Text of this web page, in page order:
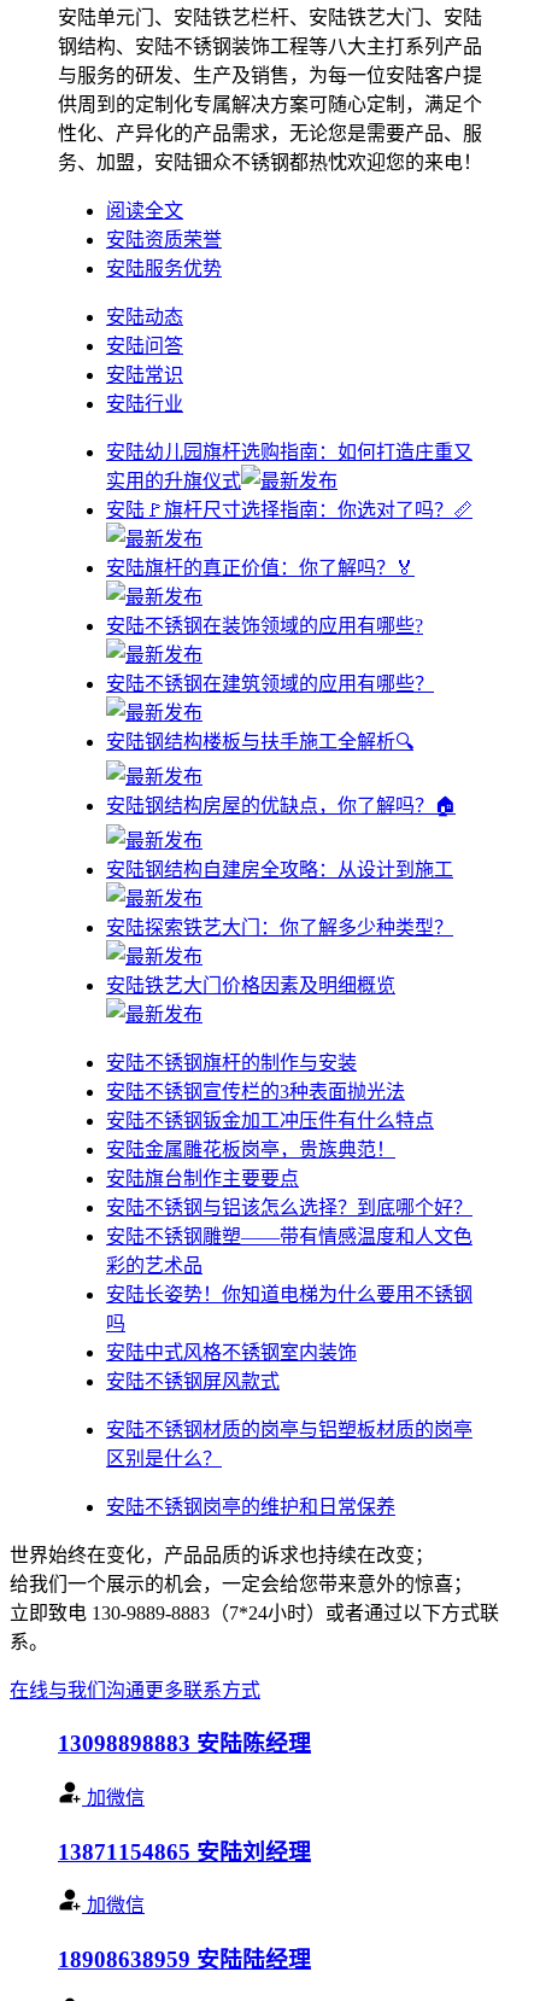
安陆单元门、安陆铁艺栏杆、安陆铁艺大门、安陆
钢结构、安陆不锈钢装饰工程等八大主打系列产品
与服务的研发、生产及销售，为每一位安陆客户提
供周到的定制化专属解决方案可随心定制，满足个
性化、产异化的产品需求，无论您是需要产品、服
务、加盟，安陆钿众不锈钢都热忱欢迎您的来电！
阅读全文
安陆资质荣誉
安陆服务优势
安陆动态
安陆问答
安陆常识
安陆行业
安陆幼儿园旗杆选购指南：如何打造庄重又
实用的升旗仪式
安陆🚩旗杆尺寸选择指南：你选对了吗？📏
安陆旗杆的真正价值：你了解吗？🏅
安陆不锈钢在装饰领域的应用有哪些?
安陆不锈钢在建筑领域的应用有哪些？
安陆钢结构楼板与扶手施工全解析🔍
安陆钢结构房屋的优缺点，你了解吗？🏠
安陆钢结构自建房全攻略：从设计到施工
安陆探索铁艺大门：你了解多少种类型？
安陆铁艺大门价格因素及明细概览
安陆不锈钢旗杆的制作与安装
安陆不锈钢宣传栏的3种表面抛光法
安陆不锈钢钣金加工冲压件有什么特点
安陆金属雕花板岗亭，贵族典范！
安陆旗台制作主要要点
安陆不锈钢与铝该怎么选择？到底哪个好？
安陆不锈钢雕塑——带有情感温度和人文色
彩的艺术品
安陆​长姿势！你知道电梯为什么要用不锈钢
吗
安陆中式风格不锈钢室内装饰
安陆不锈钢屏风款式
安陆不锈钢材质的岗亭与铝塑板材质的岗亭
区别是什么？
安陆不锈钢岗亭的维护和日常保养
世界始终在变化，产品品质的诉求也持续在改变；
给我们一个展示的机会，一定会给您带来意外的惊喜；
立即致电 130-9889-8883（7*24小时）或者通过以下方式联
系。
在线与我们沟通更多联系方式
13098898883 安陆陈经理
加微信
13871154865 安陆刘经理
加微信
18908638959 安陆陆经理